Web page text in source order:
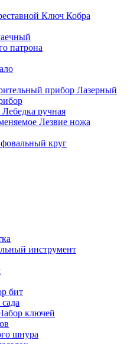
Ключ Кобра
патрона
Лазерный
Лебедка ручная
Лезвие ножа
круг
инструмент
бит
ключей
шнура